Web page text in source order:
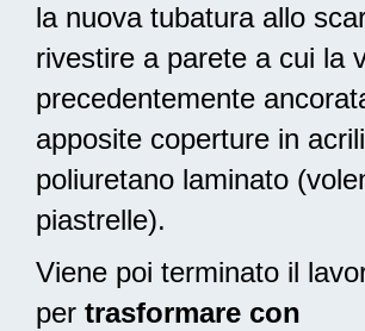
la nuova tubatura allo
rivestire a parete a cui la
precedentemente
apposite coperture in
poliuretano laminato
piastrelle).
Viene poi terminato il
per trasformare con